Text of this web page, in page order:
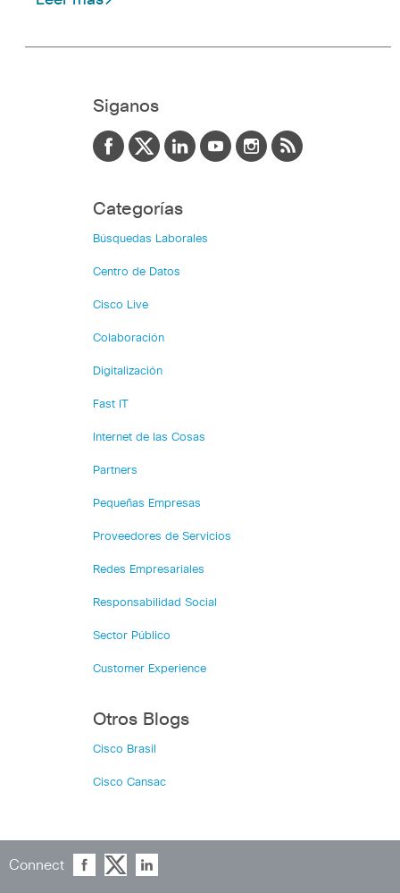
Siganos
Categorías
Búsquedas Laborales
Centro de Datos
Cisco Live
Colaboración
Digitalización
Fast IT
Internet de las Cosas
Partners
Pequeñas Empresas
Proveedores de Servicios
Redes Empresariales
Responsabilidad Social
Sector Público
Customer Experience
Otros Blogs
Cisco Brasil
Cisco Cansac
Connect